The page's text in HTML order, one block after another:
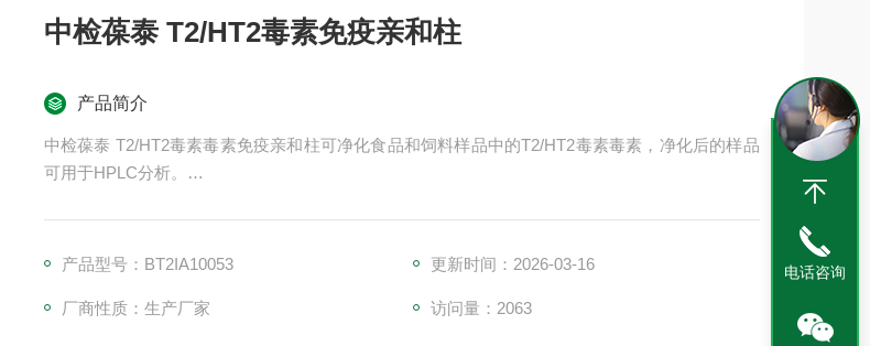
中检葆泰 T2/HT2毒素免疫亲和柱
产品简介
中检葆泰 T2/HT2毒素毒素免疫亲和柱可净化食品和饲料样品中的T2/HT2毒素毒素，净化后的样品
可用于HPLC分析。
产品型号：BT2IA10053 更新时间：2026-03-16
厂商性质：生产厂家 访问量：2063
电话咨询